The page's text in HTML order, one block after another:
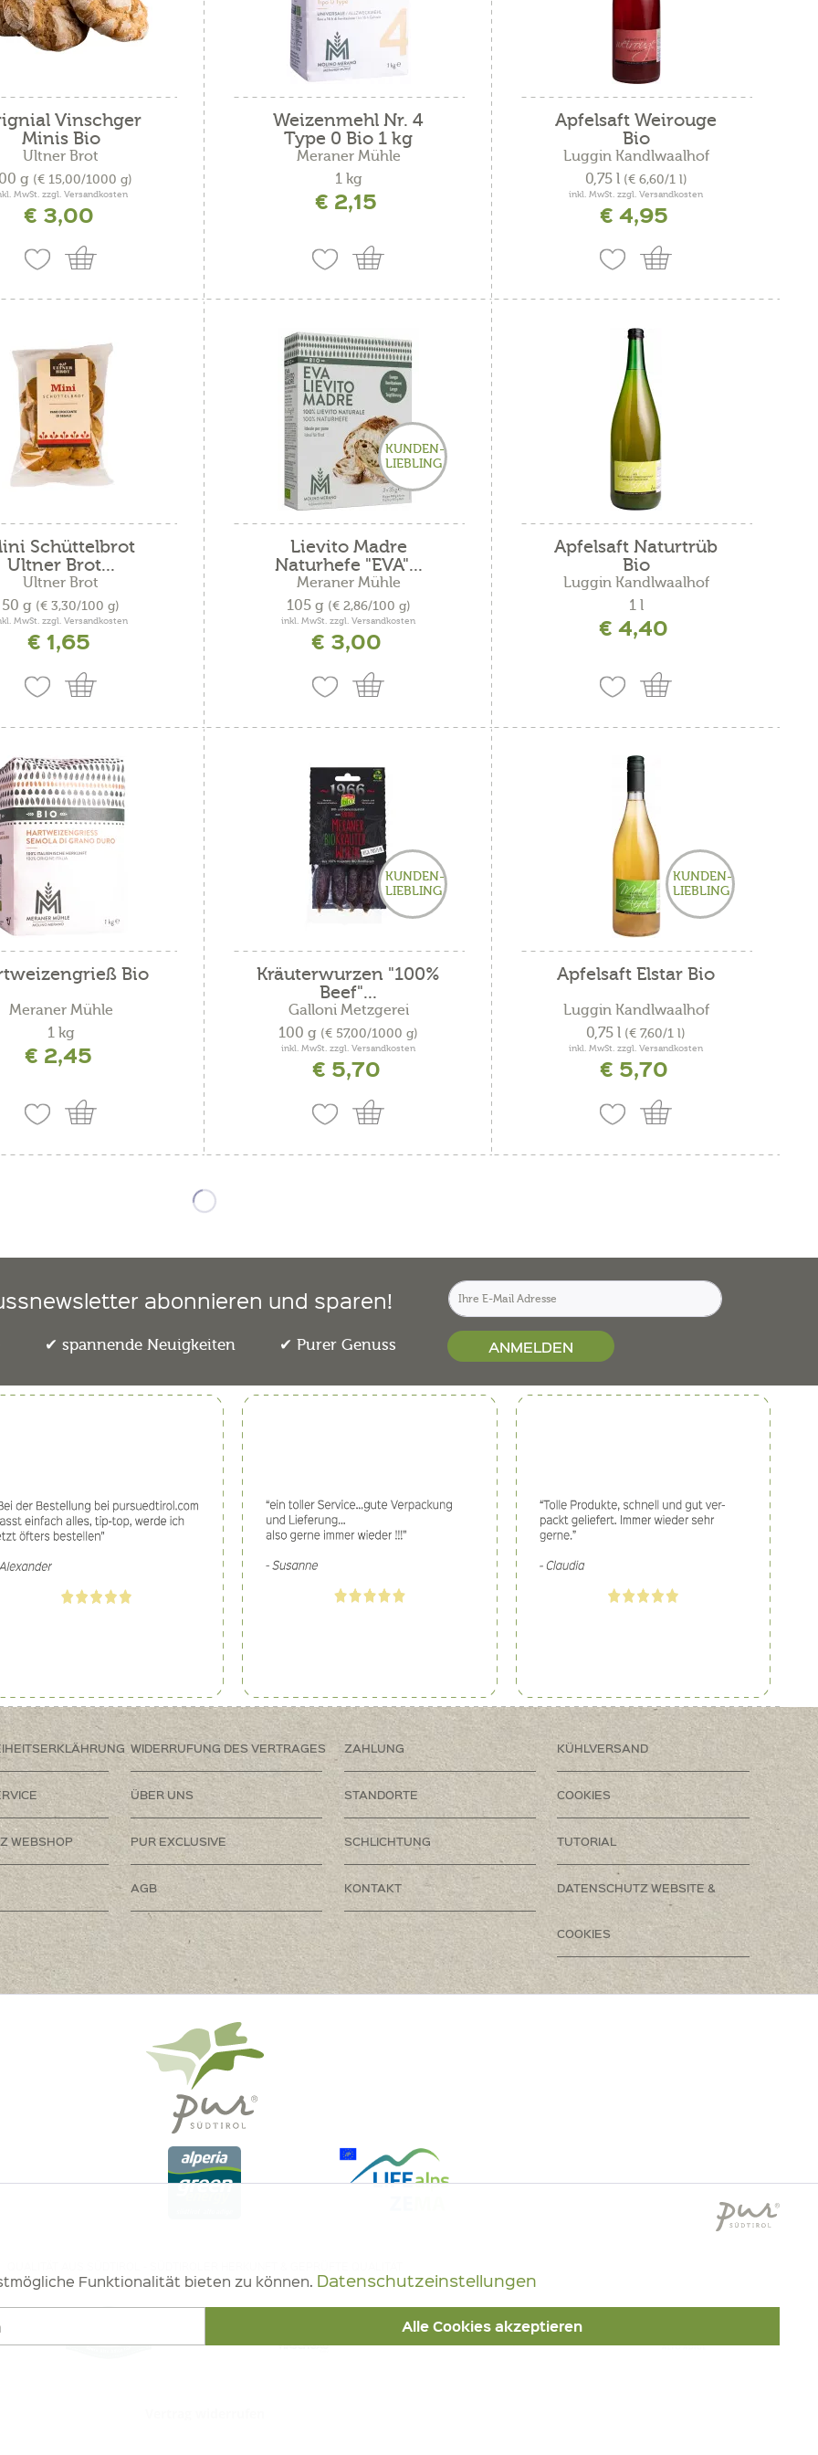
Erdbeere
Grapefruit
Himbeere
Holunder
Honig
Johannisbeere
Karotte
Kirsche
Kokosnuss
Kürbis
Mango
Mango Curcuma
Marille
Natur
Orange
Pfefferminz
Pfirsich
Preiselbeere
Rote Beete
rote Früchte
Spitzwegerich
Vanille
Zitrone
Vinschger
Minis Bio
Ultner Brot
g (€ 15,00/1000 g)
MwSt. zzgl. Versandkosten
€ 3,00
Weizenmehl Nr. 4
Type 0 Bio 1 kg
Meraner Mühle
1 kg
€ 2,15
Apfelsaft Weirouge
Bio
Luggin Kandlwaalhof
0,75 l (€ 6,60/1 l)
inkl. MwSt. zzgl. Versandkosten
€ 4,95
Schüttelbrot
Ultner Brot...
Ultner Brot
50 g (€ 3,30/100 g)
MwSt. zzgl. Versandkosten
€ 1,65
KUNDEN-
LIEBLING
Lievito Madre
Naturhefe "EVA"...
Meraner Mühle
105 g (€ 2,86/100 g)
inkl. MwSt. zzgl. Versandkosten
€ 3,00
Apfelsaft Naturtrüb
Bio
Luggin Kandlwaalhof
1 l
€ 4,40
Bio
Meraner Mühle
1 kg
€ 2,45
KUNDEN-
LIEBLING
Kräuterwurzen "100%
Beef"...
Galloni Metzgerei
100 g (€ 57,00/1000 g)
inkl. MwSt. zzgl. Versandkosten
€ 5,70
KUNDEN-
LIEBLING
Apfelsaft Elstar Bio
Luggin Kandlwaalhof
0,75 l (€ 7,60/1 l)
inkl. MwSt. zzgl. Versandkosten
€ 5,70
abonnieren und sparen!
spannende Neuigkeiten Purer Genuss ANMELDEN
WIDERRUFUNG DES VERTRAGES ZAHLUNG KÜHLVERSAND
ÜBER UNS STANDORTE COOKIES
WEBSHOP PUR EXCLUSIVE SCHLICHTUNG TUTORIAL
AGB KONTAKT DATENSCHUTZ WEBSITE &
COOKIES
Funktionalität bieten zu können. Datenschutzeinstellungen
Alle Cookies akzeptieren